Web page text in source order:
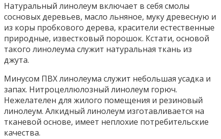
Натуральный линолеум включает в себя смолы
сосновых деревьев, масло льняное, муку древесную и
из коры пробкового дерева, красители естественные
природные, известковый порошок. Кстати, основой
такого линолеума служит натуральная ткань из
джута.
Минусом ПВХ линолеума служит небольшая усадка и
запах. Нитроцеллюлозный линолеум горюч.
Нежелателен для жилого помещения и резиновый
линолеум. Алкидный линолеум изготавливается на
тканевой основе, имеет неплохие потребительские
качества.